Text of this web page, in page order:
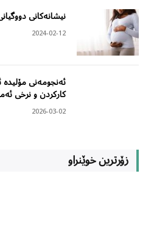
نیشانەکانی
2024-02-12
ئەنجومەنی
کارکردن و نرخی
2026-03-02
زۆرترین خوێنراو